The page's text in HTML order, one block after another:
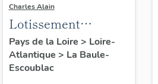
Charles Alain
Lotissement
concerté Benoit
Pays de la Loire > Loire-
Atlantique > La Baule-
Escoublac